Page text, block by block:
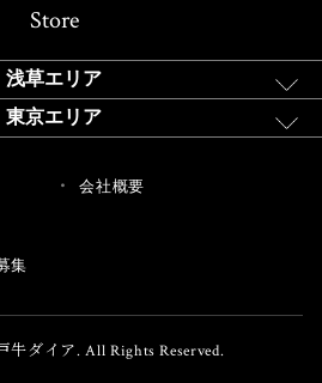
Store
浅草エリア
東京エリア
集
会社概要
牛ダイア. All Rights Reserved.